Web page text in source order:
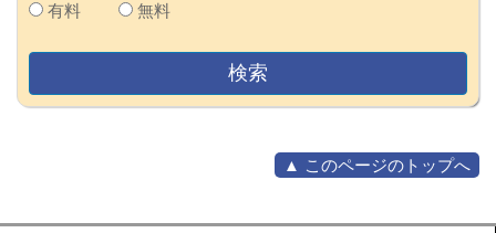
有料 無料
▲ このページのトップへ